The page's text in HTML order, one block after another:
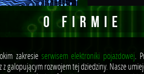
O FIRMIE
zakresie serwisem elektroniki pojazdowej.
galopującym rozwojem tej dziedziny. Nasze